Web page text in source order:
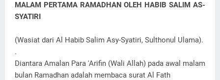
MALAM PERTAMA RAMADHAN OLEH HABIB SALIM AS-
SYATIRI
(Wasiat dari Al Habib Salim Asy-Syatiri, Sulthonul Ulama).
.
Diantara Amalan Para 'Arifin (Wali Allah) pada awal malam
bulan Ramadhan adalah membaca surat Al Fath